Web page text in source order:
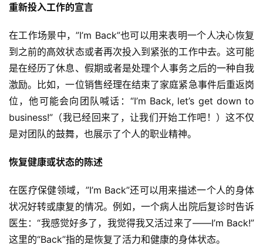
重新投入工作的宣言
在工作场景中，”I’m Back”也可以用来表明一个人决心恢复
到之前的高效状态或者再次投入到紧张的工作中去。这可能
是在经历了休息、假期或者是处理个人事务之后的一种自我
激励。比如，一位销售经理在结束了家庭紧急事件后重返岗
位，他可能会向团队喊话：“I’m Back, let’s get down to
business!”（我已经回来了，让我们开始工作吧！）这不仅
是对团队的鼓舞，也展示了个人的职业精神。
恢复健康或状态的陈述
在医疗保健领域，”I’m Back”还可以用来描述一个人的身体
状况好转或康复的情况。例如，一个病人出院后复诊时告诉
医生：“我感觉好多了，我觉得我又活过来了——I’m Back!”
这里的“Back”指的是恢复了活力和健康的身体状态。